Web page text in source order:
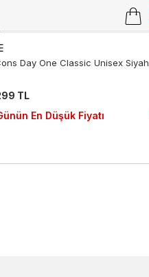
Day One Classic Unisex Siyah
TL
En Düşük Fiyatı